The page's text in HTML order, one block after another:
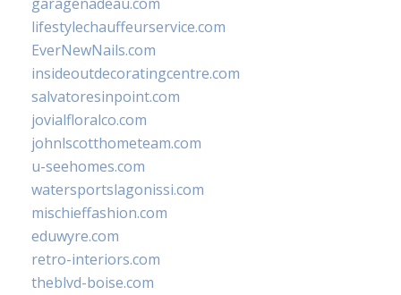
lifestylechauffeurservice.com
EverNewNails.com
insideoutdecoratingcentre.com
salvatoresinpoint.com
jovialfloralco.com
johnlscotthometeam.com
u-seehomes.com
watersportslagonissi.com
mischieffashion.com
eduwyre.com
retro-interiors.com
theblvd-boise.com